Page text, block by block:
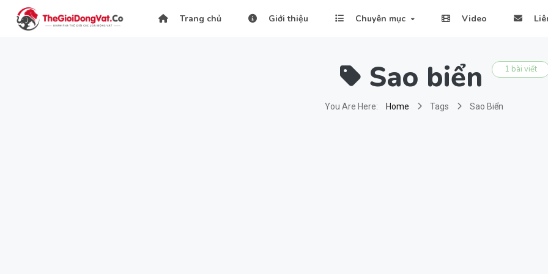
Trang chủ Giới thiệu Chuyên mục Video
Sao biển 1 bài viết
You Are Here: Home Tags Sao Biển